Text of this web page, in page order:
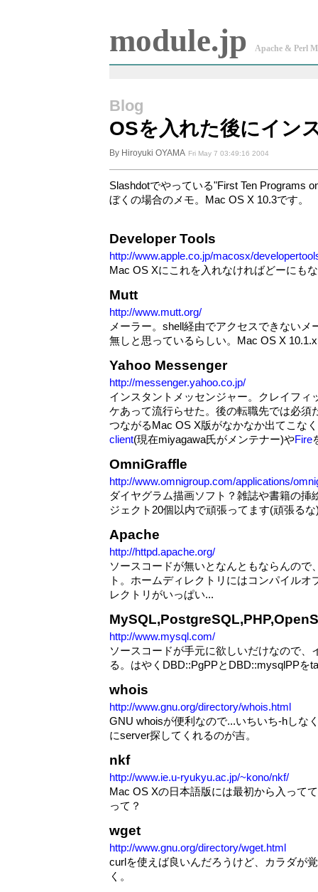
module.jp Apache & Perl
Blog
OSを入れた後にイン
By Hiroyuki OYAMA Fri May 7 03:49:16 2004
Slashdotでやっている"First Ten Programs
ぼくの場合のメモ。Mac OS X 10.3です。
Developer Tools
http://www.apple.co.jp/macosx/
Mac OS Xにこれを入れなければどーにも
Mutt
http://www.mutt.org/
メーラー。shell経由でアクセスできないメ
無しと思っているらしい。Mac OS X
Yahoo Messenger
http://messenger.yahoo.co.jp/
インスタントメッセンジャー。クレイフィ
ケあって流行らせた。後の転職先では必須
つながるMac OS X版がなかなか出てこな
client(現在miyagawa氏がメンテナー)やFire
OmniGraffle
http://www.omnigroup.com/applications/
ダイヤグラム描画ソフト？雑誌や書籍の挿
ジェクト20個以内で頑張ってます(頑張るな
Apache
http://httpd.apache.org/
ソースコードが無いとなんともならんので
ト。ホームディレクトリにはコンパイルオ
レクトリがいっぱい...
http://www.mysql.com/
ソースコードが手元に欲しいだけなので、
る。はやくDBD::PgPPとDBD::mysqlPPを
whois
http://www.gnu.org/directory/whois.html
GNU whoisが便利なので...いちいち-hしな
にserver探してくれるのが吉。
nkf
http://www.ie.u-ryukyu.ac.jp/~kono/nkf/
Mac OS Xの日本語版には最初から入って
って？
wget
http://www.gnu.org/directory/wget.html
curlを使えば良いんだろうけど、カラダが
く。